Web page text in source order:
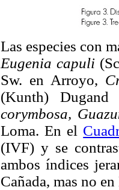
Las especies con
Eugenia capuli
Sw. en Arroyo,
(Kunth)
corymbosa,
Loma. En el
(IVF) y se
ambos índices
Cañada, mas no